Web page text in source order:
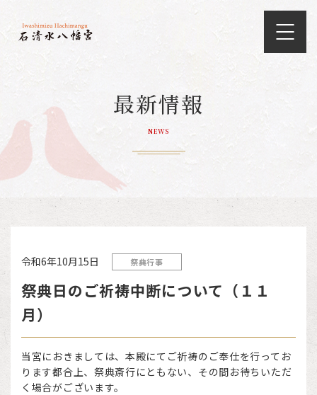
最新情報
NEWS
令和6年10月15日 祭典行事
祭典日のご祈祷中断について（１１
月）
当宮におきましては、本殿にてご祈祷のご奉仕を行ってお
ります都合上、祭典斎行にともない、その間お待ちいただ
く場合がございます。